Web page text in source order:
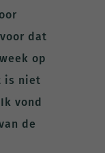
dat
op
is niet
vond
de